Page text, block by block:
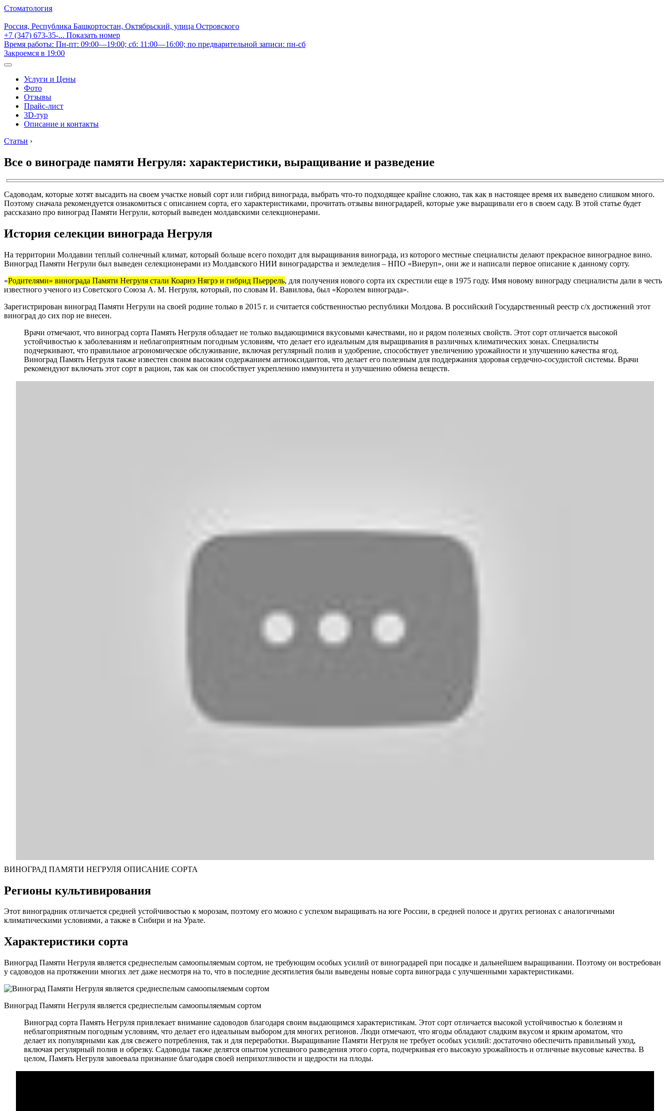
Стоматология
Россия, Республика Башкортостан, Октябрьский, улица Островского
+7 (347) 673-35-... Показать номер
Время работы: Пн-пт: 09:00—19:00; сб: 11:00—16:00; по предварительной записи: пн-сб
Закроемся в 19:00
Услуги и Цены
Фото
Отзывы
Прайс-лист
3D-тур
Описание и контакты
Статьи ›
Все о винограде памяти Негруля: характеристики, выращивание и разведение
Садоводам, которые хотят высадить на своем участке новый сорт или гибрид винограда, выбрать что-то подходящее крайне сложно, так как в настоящее время их выведено слишком много.
Поэтому сначала рекомендуется ознакомиться с описанием сорта, его характеристиками, прочитать отзывы виноградарей, которые уже выращивали его в своем саду. В этой статье будет
рассказано про виноград Памяти Негрули, который выведен молдавскими селекционерами.
История селекции винограда Негруля
На территории Молдавии теплый солнечный климат, который больше всего походит для выращивания винограда, из которого местные специалисты делают прекрасное виноградное вино.
Виноград Памяти Негрули был выведен селекционерами из Молдавского НИИ виноградарства и земледелия – НПО «Виеруп», они же и написали первое описание к данному сорту.
«Родителями» винограда Памяти Негруля стали Коарнэ Нягрэ и гибрид Пьеррель, для получения нового сорта их скрестили еще в 1975 году. Имя новому винограду специалисты дали в честь
известного ученого из Советского Союза А. М. Негруля, который, по словам И. Вавилова, был «Королем винограда».
Зарегистрирован виноград Памяти Негрули на своей родине только в 2015 г. и считается собственностью республики Молдова. В российский Государственный реестр с/х достижений этот
виноград до сих пор не внесен.
Врачи отмечают, что виноград сорта Память Негруля обладает не только выдающимися вкусовыми качествами, но и рядом полезных свойств. Этот сорт отличается высокой
устойчивостью к заболеваниям и неблагоприятным погодным условиям, что делает его идеальным для выращивания в различных климатических зонах. Специалисты
подчеркивают, что правильное агрономическое обслуживание, включая регулярный полив и удобрение, способствует увеличению урожайности и улучшению качества ягод.
Виноград Память Негруля также известен своим высоким содержанием антиоксидантов, что делает его полезным для поддержания здоровья сердечно-сосудистой системы. Врачи
рекомендуют включать этот сорт в рацион, так как он способствует укреплению иммунитета и улучшению обмена веществ.
ВИНОГРАД ПАМЯТИ НЕГРУЛЯ ОПИСАНИЕ СОРТА
Регионы культивирования
Этот виноградник отличается средней устойчивостью к морозам, поэтому его можно с успехом выращивать на юге России, в средней полосе и других регионах с аналогичными
климатическими условиями, а также в Сибири и на Урале.
Характеристики сорта
Виноград Памяти Негруля является среднеспелым самоопыляемым сортом, не требующим особых усилий от виноградарей при посадке и дальнейшем выращивании. Поэтому он востребован
у садоводов на протяжении многих лет даже несмотря на то, что в последние десятилетия были выведены новые сорта винограда с улучшенными характеристиками.
Виноград Памяти Негруля является среднеспелым самоопыляемым сортом
Виноград сорта Память Негруля привлекает внимание садоводов благодаря своим выдающимся характеристикам. Этот сорт отличается высокой устойчивостью к болезням и
неблагоприятным погодным условиям, что делает его идеальным выбором для многих регионов. Люди отмечают, что ягоды обладают сладким вкусом и ярким ароматом, что
делает их популярными как для свежего потребления, так и для переработки. Выращивание Памяти Негруля не требует особых усилий: достаточно обеспечить правильный уход,
включая регулярный полив и обрезку. Садоводы также делятся опытом успешного разведения этого сорта, подчеркивая его высокую урожайность и отличные вкусовые качества. В
целом, Память Негруля завоевала признание благодаря своей неприхотливости и щедрости на плоды.